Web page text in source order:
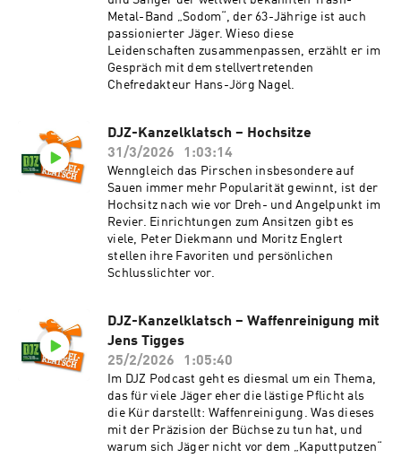
Metal-Band „Sodom“, der 63-Jährige ist auch
passionierter Jäger. Wieso diese
Leidenschaften zusammenpassen, erzählt er im
Gespräch mit dem stellvertretenden
Chefredakteur Hans-Jörg Nagel.
DJZ-Kanzelklatsch – Hochsitze
31/3/2026
1:03:14
Wenngleich das Pirschen insbesondere auf
Sauen immer mehr Popularität gewinnt, ist der
Hochsitz nach wie vor Dreh- und Angelpunkt im
Revier. Einrichtungen zum Ansitzen gibt es
viele, Peter Diekmann und Moritz Englert
stellen ihre Favoriten und persönlichen
Schlusslichter vor.
DJZ-Kanzelklatsch – Waffenreinigung mit
Jens Tigges
25/2/2026
1:05:40
Im DJZ Podcast geht es diesmal um ein Thema,
das für viele Jäger eher die lästige Pflicht als
die Kür darstellt: Waffenreinigung. Was dieses
mit der Präzision der Büchse zu tun hat, und
warum sich Jäger nicht vor dem „Kaputtputzen“